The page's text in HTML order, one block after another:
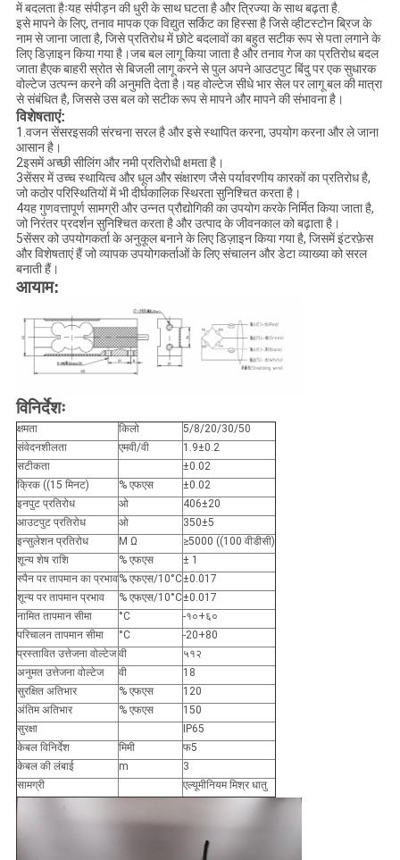
में बदलता हैःयह संपीड़न की धुरी के साथ घटता है और त्रिज्या के साथ बढ़ता है.
इसे मापने के लिए, तनाव मापक एक विद्युत सर्किट का हिस्सा है जिसे व्हीटस्टोन ब्रिज के
नाम से जाना जाता है, जिसे प्रतिरोध में छोटे बदलावों का बहुत सटीक रूप से पता लगाने के
लिए डिज़ाइन किया गया है।जब बल लागू किया जाता है और तनाव गेज का प्रतिरोध बदल
जाता हैएक बाहरी स्रोत से बिजली लागू करने से पुल अपने आउटपुट बिंदु पर एक सुधारक
वोल्टेज उत्पन्न करने की अनुमति देता है।यह वोल्टेज सीधे भार सेल पर लागू बल की मात्रा
से संबंधित है, जिससे उस बल को सटीक रूप से मापने और मापने की संभावना है।
विशेषताएं:
1.वजन सेंसरइसकी संरचना सरल है और इसे स्थापित करना, उपयोग करना और ले जाना
आसान है।
2इसमें अच्छी सीलिंग और नमी प्रतिरोधी क्षमता है।
3सेंसर में उच्च स्थायित्व और धूल और संक्षारण जैसे पर्यावरणीय कारकों का प्रतिरोध है,
जो कठोर परिस्थितियों में भी दीर्घकालिक स्थिरता सुनिश्चित करता है।
4यह गुणवत्तापूर्ण सामग्री और उन्नत प्रौद्योगिकी का उपयोग करके निर्मित किया जाता है,
जो निरंतर प्रदर्शन सुनिश्चित करता है और उत्पाद के जीवनकाल को बढ़ाता है।
5सेंसर को उपयोगकर्ता के अनुकूल बनाने के लिए डिज़ाइन किया गया है, जिसमें इंटरफ़ेस
और विशेषताएं हैं जो व्यापक उपयोगकर्ताओं के लिए संचालन और डेटा व्याख्या को सरल
बनाती हैं।
आयाम:
विनिर्देशः
क्षमता किलो
5/8/20/30/50
संवेदनशीलता
एमवी/वी
1.9±0.2
सटीकता
±0.02
क्रिक ((15 मिनट)
% एफएस
±0.02
इनपुट प्रतिरोध
ओ
406±20
आउटपुट प्रतिरोध
ओ
350±5
इन्सुलेशन प्रतिरोध
M Ω
≥5000 ((100 वीडीसी)
शून्य शेष राशि
% एफएस
± 1
स्पैन पर तापमान का प्रभाव% एफएस/10°C±0.017
शून्य पर तापमान प्रभाव
% एफएस/10°C±0.017
नामित तापमान सीमा
°C
-१०+६०
परिचालन तापमान सीमा
°C
-20+80
प्रस्तावित उत्तेजना वोल्टेज वी
५१२
अनुमत उत्तेजना वोल्टेज
वी
18
सुरक्षित अतिभार
% एफएस
120
अंतिम अतिभार
% एफएस
150
सुरक्षा
IP65
केबल विनिर्देश
मिमी
फ5
केबल की लंबाई
m
3
सामग्री
एल्यूमीनियम मिश्र धातु